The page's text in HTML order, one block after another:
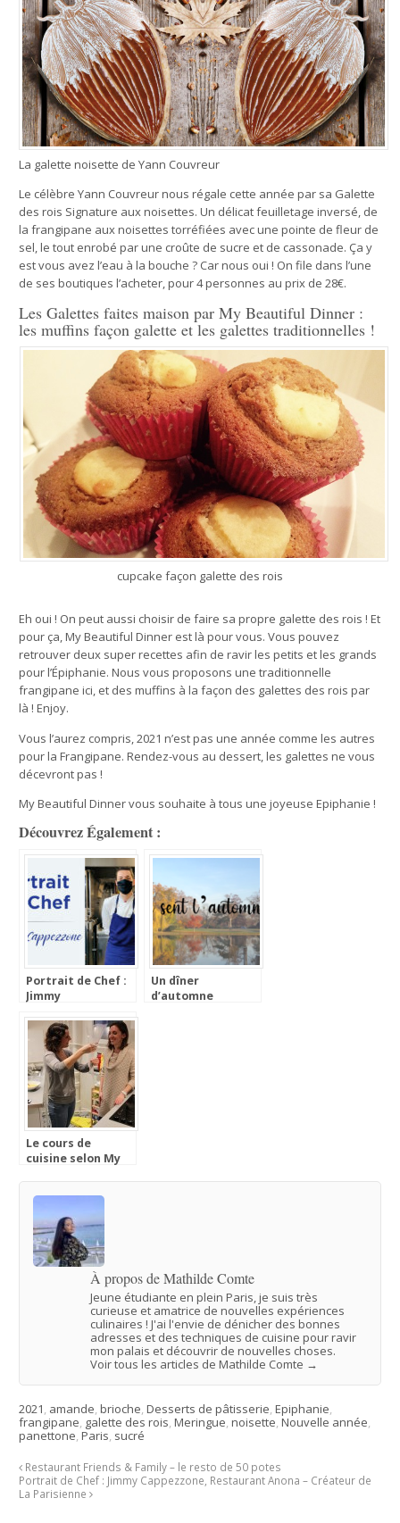
La galette noisette de Yann Couvreur
Le célèbre Yann Couvreur nous régale cette année par sa Galette
des rois Signature aux noisettes. Un délicat feuilletage inversé, de
la frangipane aux noisettes torréfiées avec une pointe de fleur de
sel, le tout enrobé par une croûte de sucre et de cassonade. Ça y
est vous avez l’eau à la bouche ? Car nous oui ! On file dans l’une
de ses boutiques l’acheter, pour 4 personnes au prix de 28€.
Les Galettes faites maison par My Beautiful Dinner :
les muffins façon galette et les galettes traditionnelles !
cupcake façon galette des rois
Eh oui ! On peut aussi choisir de faire sa propre galette des rois ! Et
pour ça, My Beautiful Dinner est là pour vous. Vous pouvez
retrouver deux super recettes afin de ravir les petits et les grands
pour l’Épiphanie. Nous vous proposons une traditionnelle
frangipane ici, et des muffins à la façon des galettes des rois par
là! Enjoy.
Vous l’aurez compris, 2021 n’est pas une année comme les autres
pour la Frangipane. Rendez-vous au dessert, les galettes ne vous
décevront pas !
My Beautiful Dinner vous souhaite à tous une joyeuse Epiphanie !
Découvrez Également :
Portrait de Chef :
Jimmy
Restaurant Anona
– Créateur de La
Parisienne
Un dîner
d’automne
Le cours de
cuisine selon My
À propos de Mathilde Comte
Jeune étudiante en plein Paris, je suis très
curieuse et amatrice de nouvelles expériences
culinaires ! J'ai l'envie de dénicher des bonnes
adresses et des techniques de cuisine pour ravir
mon palais et découvrir de nouvelles choses.
Voir tous les articles de Mathilde Comte →
2021, amande,brioche,Desserts de pâtisserie,Epiphanie,
frangipane, galette des rois,Meringue,noisette,Nouvelle année,
panettone,Paris, sucré
Restaurant Friends & Family – le resto de 50 potes
Portrait de Chef : Jimmy Cappezzone, Restaurant Anona – Créateur de
La Parisienne